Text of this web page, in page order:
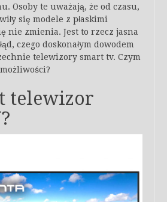
Osoby te uważają, że od czasu,
się modele z płaskimi
nie zmienia. Jest to rzecz jasna
czego doskonałym dowodem
telewizory smart tv. Czym
telewizor